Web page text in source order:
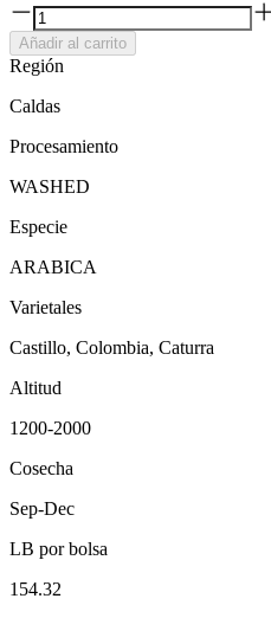
Añadir al carrito
Región
Caldas
Procesamiento
WASHED
Especie
ARABICA
Varietales
Castillo, Colombia, Caturra
Altitud
1200-2000
Cosecha
Sep-Dec
LB por bolsa
154.32